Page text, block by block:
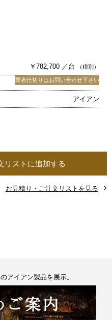
￥782,700 ／台 （税別）
業者仕切りはお問い合わせ下さい
アイアン
リストに追加する
お見積り・ご注文リストを見る
アイアン製品を展示。